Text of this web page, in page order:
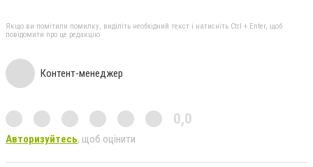
Якщо ви помітили помилку, виділіть необхідний текст і натисніть Ctrl + Enter, щоб
повідомити про це редакцію
Контент-менеджер
0,0
Авторизуйтесь, щоб оцінити